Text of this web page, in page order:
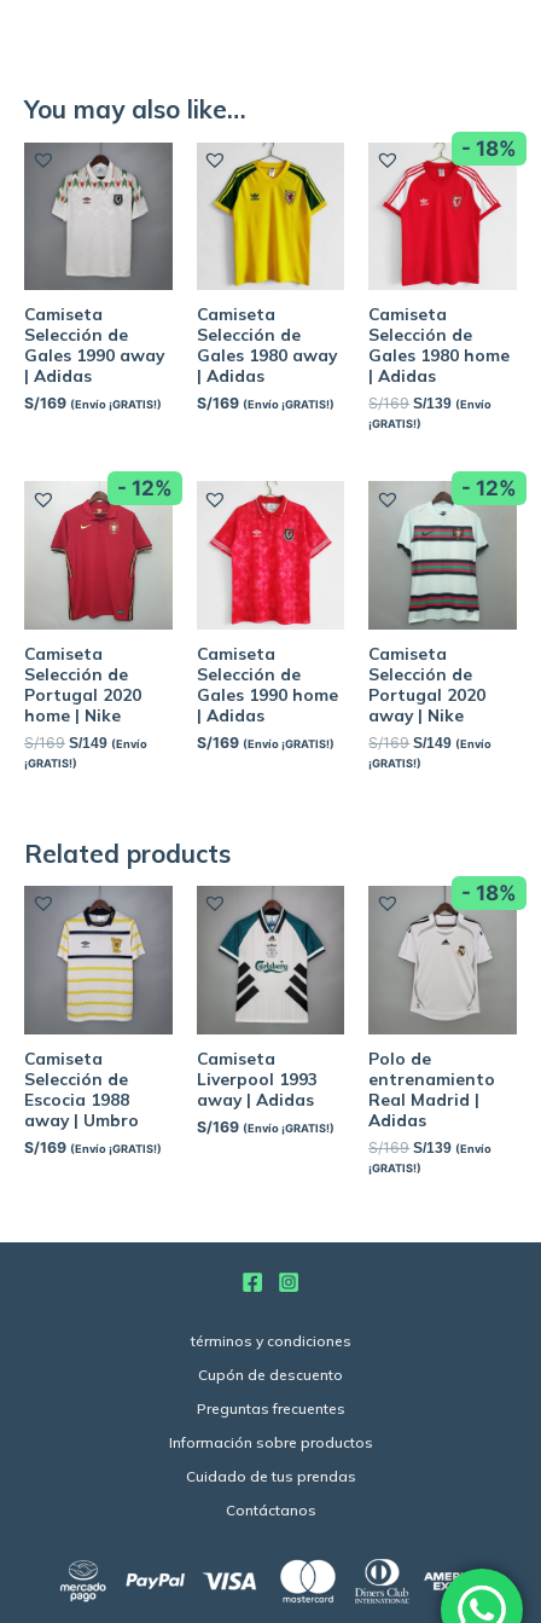
You may also like…
Camiseta
Selección de
Gales 1990 away
| Adidas
S/169 (Envío ¡GRATIS!)
Camiseta
Selección de
Gales 1980 away
| Adidas
S/169 (Envío ¡GRATIS!)
- 18%
Camiseta
Selección de
Gales 1980 home
| Adidas
S/169 S/139 (Envío
¡GRATIS!)
- 12%
Camiseta
Selección de
Portugal 2020
home | Nike
S/169 S/149 (Envío
¡GRATIS!)
Camiseta
Selección de
Gales 1990 home
| Adidas
S/169 (Envío ¡GRATIS!)
- 12%
Camiseta
Selección de
Portugal 2020
away | Nike
S/169 S/149 (Envío
¡GRATIS!)
Related products
Camiseta
Selección de
Escocia 1988
away | Umbro
S/169 (Envío ¡GRATIS!)
Camiseta
Liverpool 1993
away | Adidas
S/169 (Envío ¡GRATIS!)
- 18%
Polo de
entrenamiento
Real Madrid |
Adidas
S/169 S/139 (Envío
¡GRATIS!)
términos y condiciones
Cupón de descuento
Preguntas frecuentes
Información sobre productos
Cuidado de tus prendas
Contáctanos